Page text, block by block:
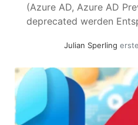
(Azure AD, Azure AD
deprecated werden
PowerShell Graph SDK.
Find-
EIGENES Kennwort... »
Julian Sperling